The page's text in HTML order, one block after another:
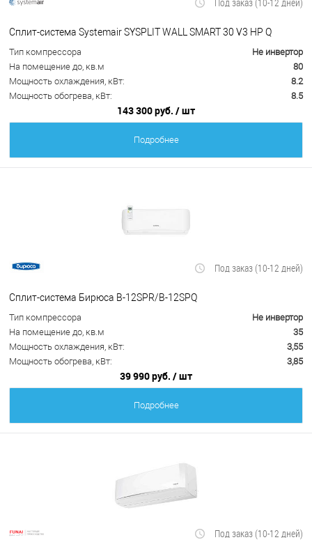
Сплит-система Systemair SYSPLIT WALL SMART 30 V3 HP Q
Тип компрессора
Не инвертор
На помещение до, кв.м
80
Мощность охлаждения, кВт:
8.2
Мощность обогрева, кВт:
8.5
143 300 руб. / шт
Подробнее
Под заказ (10-12 дней)
Сплит-система Бирюса B-12SPR/B-12SPQ
Тип компрессора
Не инвертор
На помещение до, кв.м
35
Мощность охлаждения, кВт:
3,55
Мощность обогрева, кВт:
3,85
39 990 руб. / шт
Подробнее
Под заказ (10-12 дней)